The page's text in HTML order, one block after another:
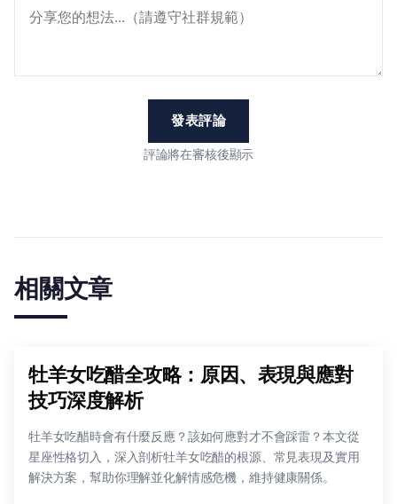
發表評論
評論將在審核後顯示
相關文章
牡羊女吃醋全攻略：原因、表現與應對
技巧深度解析
牡羊女吃醋時會有什麼反應？該如何應對才不會踩雷？本文從
星座性格切入，深入剖析牡羊女吃醋的根源、常見表現及實用
解決方案，幫助你理解並化解情感危機，維持健康關係。